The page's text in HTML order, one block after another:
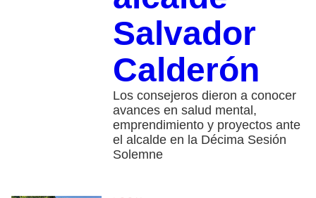
Salvador
Calderón
Los consejeros dieron a conocer
avances en salud mental,
emprendimiento y proyectos ante
el alcalde en la Décima Sesión
Solemne